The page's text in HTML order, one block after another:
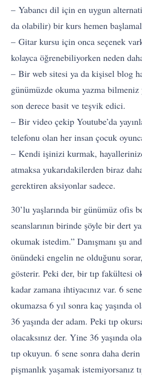
– Yabancı dil için en uygun
da olabilir) bir kurs hemen
– Gitar kursu için onca seçenek
kolayca öğrenebiliyorken neden
– Bir web sitesi ya da kişisel blog
günümüzde okuma yazma
son derece basit ve teşvik edici.
– Bir video çekip Youtube’da
telefonu olan her insan çocuk
– Kendi işinizi kurmak,
atmaksa yukarıdakilerden biraz
gerektiren aksiyonlar sadece.
30’lu yaşlarında bir günümüz ofis
seanslarının birinde şöyle bir dert
okumak istedim.” Danışmanı şu
önündeki engelin ne olduğunu sorar,
gösterir. Peki der, bir tıp fakültesi
kadar zamana ihtiyacınız var. 6
okumazsa 6 yıl sonra kaç yaşında
36 yaşında der adam. Peki tıp
olacaksınız der. Yine 36 yaşında
tıp okuyun. 6 sene sonra daha
pişmanlık yaşamak istemiyorsanız